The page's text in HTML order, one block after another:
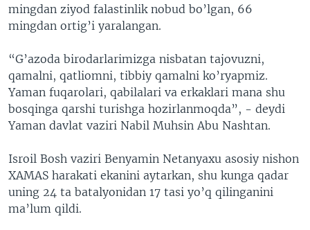
mingdan ziyod falastinlik nobud bo’lgan, 66
mingdan ortig’i yaralangan.
“G’azoda birodarlarimizga nisbatan tajovuzni,
qamalni, qatliomni, tibbiy qamalni ko’ryapmiz.
Yaman fuqarolari, qabilalari va erkaklari mana shu
bosqinga qarshi turishga hozirlanmoqda”, - deydi
Yaman davlat vaziri Nabil Muhsin Abu Nashtan.
Isroil Bosh vaziri Benyamin Netanyaxu asosiy nishon
XAMAS harakati ekanini aytarkan, shu kunga qadar
uning 24 ta batalyonidan 17 tasi yo’q qilinganini
ma’lum qildi.